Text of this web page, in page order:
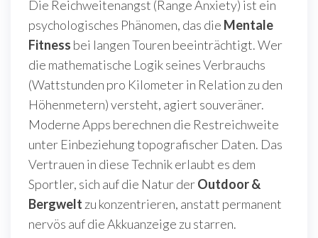
Die Reichweitenangst (Range Anxiety) ist ein
psychologisches Phänomen, das die Mentale
Fitness bei langen Touren beeinträchtigt. Wer
die mathematische Logik seines Verbrauchs
(Wattstunden pro Kilometer in Relation zu den
Höhenmetern) versteht, agiert souveräner.
Moderne Apps berechnen die Restreichweite
unter Einbeziehung topografischer Daten. Das
Vertrauen in diese Technik erlaubt es dem
Sportler, sich auf die Natur derOutdoor &
Bergwelt zu konzentrieren, anstatt permanent
nervös auf die Akkuanzeige zu starren.